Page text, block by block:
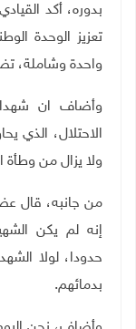
بدوره، أكد
تعزيز الوحدة
واحدة وشاملة،
وأضاف ان
الاحتلال، الذي
ولا يزال من وطأة
من جانبه، قال
إنه لم يكن
حدودا، لولا
بدمائهم.